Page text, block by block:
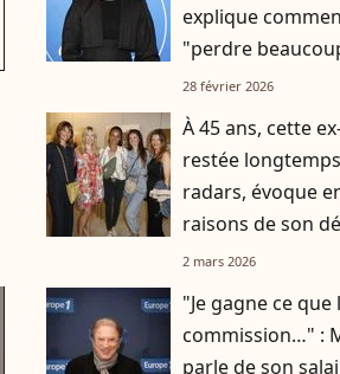
explique
"perdre
28 février 2026
À 45 ans, cette
restée
radars, évoque
raisons de son
de la télévision
2 mars 2026
"Je gagne ce que
commission…" :
parle de son